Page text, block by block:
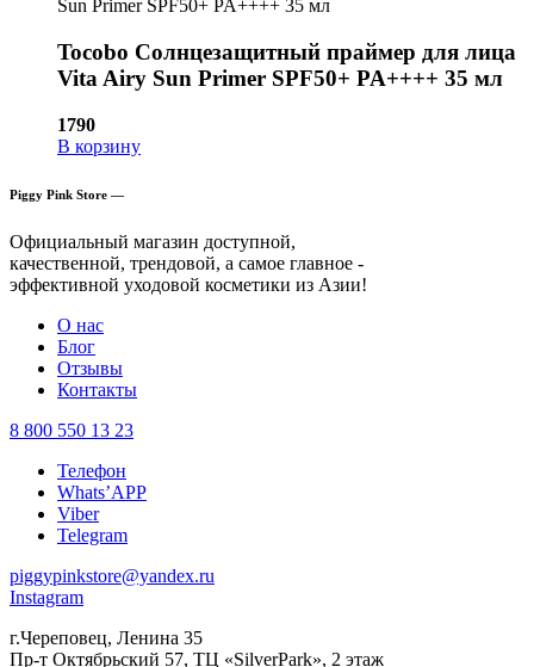
Tocobo Солнцезащитный праймер для лица
Vita Airy Sun Primer SPF50+ PA++++ 35 мл
1790
В корзину
Piggy Pink Store —
Официальный магазин доступной,
качественной, трендовой, а самое главное -
эффективной уходовой косметики из Азии!
О нас
Блог
Отзывы
Контакты
8 800 550 13 23
Телефон
Whats’APP
Viber
Telegram
piggypinkstore@yandex.ru
Instagram
г.Череповец, Ленина 35
Пр-т Октябрьский 57, ТЦ «SilverPark», 2 этаж